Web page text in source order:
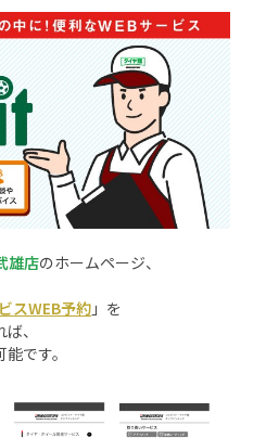
雄店のホームページ、
スWEB予約 」を
、
です。